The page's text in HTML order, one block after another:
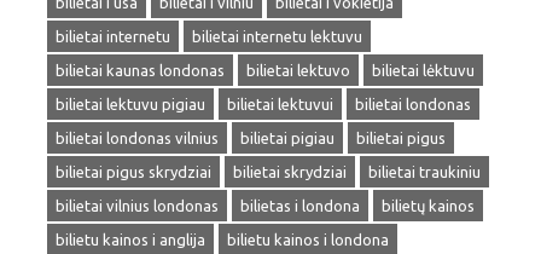
bilietai internetu
bilietai internetu lektuvu
bilietai kaunas londonas
bilietai lektuvo
bilietai lėktuvu
bilietai lektuvu pigiau
bilietai lektuvui
bilietai londonas
bilietai londonas vilnius
bilietai pigiau
bilietai pigus
bilietai pigus skrydziai
bilietai skrydziai
bilietai traukiniu
bilietai vilnius londonas
bilietas i londona
bilietų kainos
bilietu kainos i anglija
bilietu kainos i londona